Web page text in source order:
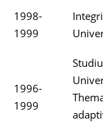
1998-
1999
1996-
1999